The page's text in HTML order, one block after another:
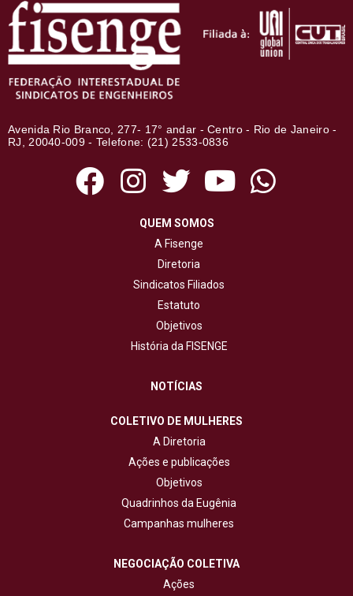
Avenida Rio Branco, 277- 17° andar - Centro - Rio de Janeiro -
RJ, 20040-009 - Telefone: (21) 2533-0836
QUEM SOMOS
A Fisenge
Diretoria
Sindicatos Filiados
Estatuto
Objetivos
História da FISENGE
NOTÍCIAS
COLETIVO DE MULHERES
A Diretoria
Ações e publicações
Objetivos
Quadrinhos da Eugênia
Campanhas mulheres
NEGOCIAÇÃO COLETIVA
Ações